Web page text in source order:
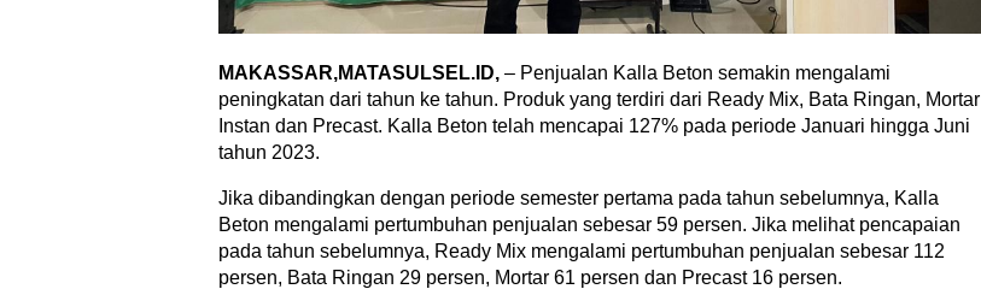
MAKASSAR,MATASULSEL.ID, – Penjualan Kalla Beton semakin mengalami
peningkatan dari tahun ke tahun. Produk yang terdiri dari Ready Mix, Bata Ringan, Mortar
Instan dan Precast. Kalla Beton telah mencapai 127% pada periode Januari hingga Juni
tahun 2023.
Jika dibandingkan dengan periode semester pertama pada tahun sebelumnya, Kalla
Beton mengalami pertumbuhan penjualan sebesar 59 persen. Jika melihat pencapaian
pada tahun sebelumnya, Ready Mix mengalami pertumbuhan penjualan sebesar 112
persen, Bata Ringan 29 persen, Mortar 61 persen dan Precast 16 persen.